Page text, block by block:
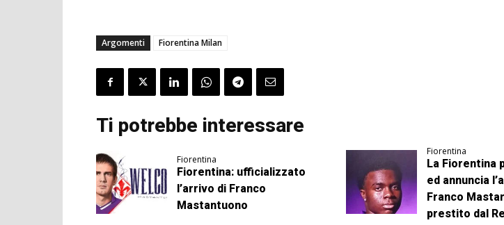
Argomenti Fiorentina Milan
Ti potrebbe interessare
Fiorentina
Fiorentina: ufficializzato
l’arrivo di Franco
Mastantuono
Fiorentina
La Fiorentina
ed annuncia
Franco
prestito dal